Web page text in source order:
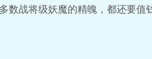
战将级妖魔的精魄，都还要值